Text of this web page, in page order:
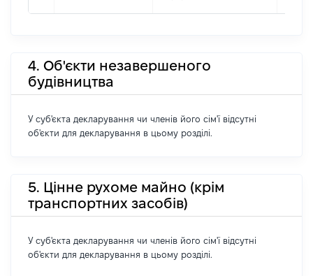
4. Об'єкти незавершеного
будівництва
У суб'єкта декларування чи членів його сім'ї відсутні
об'єкти для декларування в цьому розділі.
5. Цінне рухоме майно (крім
транспортних засобів)
У суб'єкта декларування чи членів його сім'ї відсутні
об'єкти для декларування в цьому розділі.